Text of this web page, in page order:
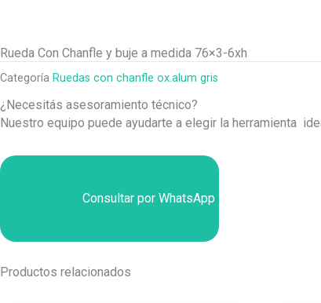
Rueda Con Chanfle y buje a medida 76×3-6xh
Categoría Ruedas con chanfle ox.alum gris
¿Necesitás asesoramiento técnico?
Nuestro equipo puede ayudarte a elegir la herramienta
Consultar por WhatsApp
Productos relacionados